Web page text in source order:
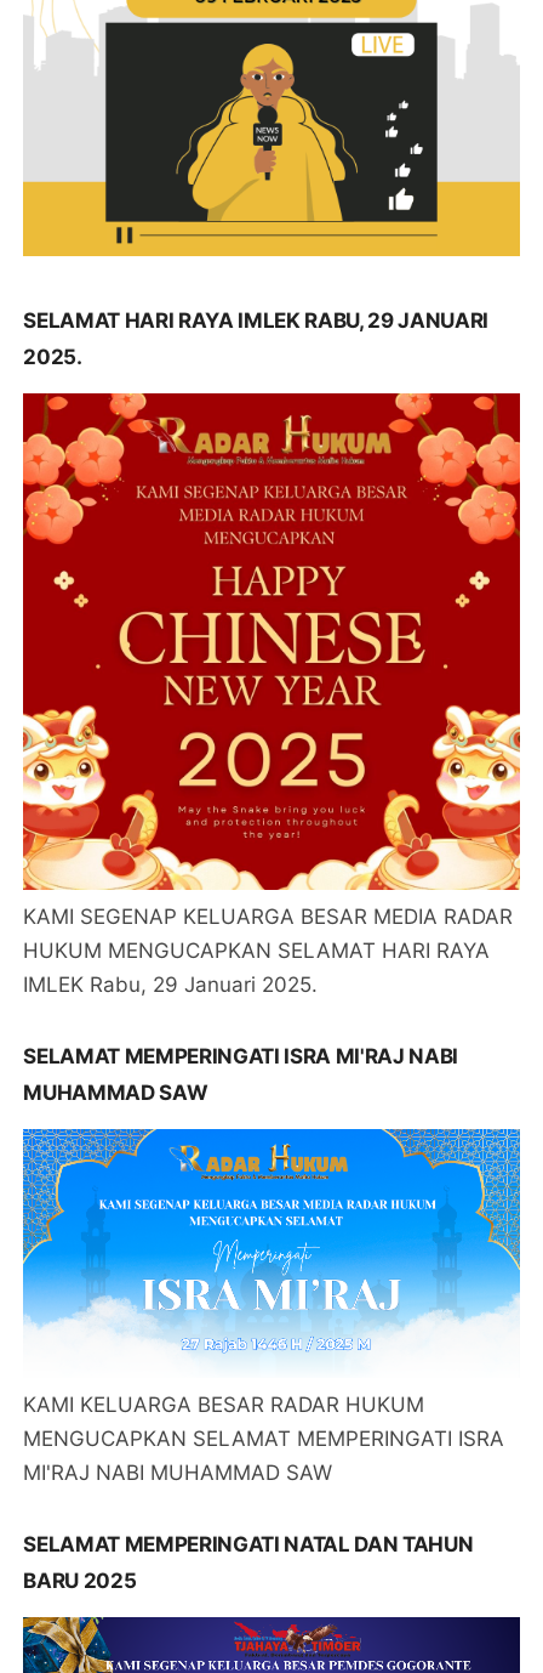
SELAMAT HARI RAYA IMLEK RABU, 29 JANUARI
2025.
KAMI SEGENAP KELUARGA BESAR MEDIA RADAR
HUKUM MENGUCAPKAN SELAMAT HARI RAYA
IMLEK Rabu, 29 Januari 2025.
SELAMAT MEMPERINGATI ISRA MI'RAJ NABI
MUHAMMAD SAW
KAMI KELUARGA BESAR RADAR HUKUM
MENGUCAPKAN SELAMAT MEMPERINGATI ISRA
MI'RAJ NABI MUHAMMAD SAW
SELAMAT MEMPERINGATI NATAL DAN TAHUN
BARU 2025